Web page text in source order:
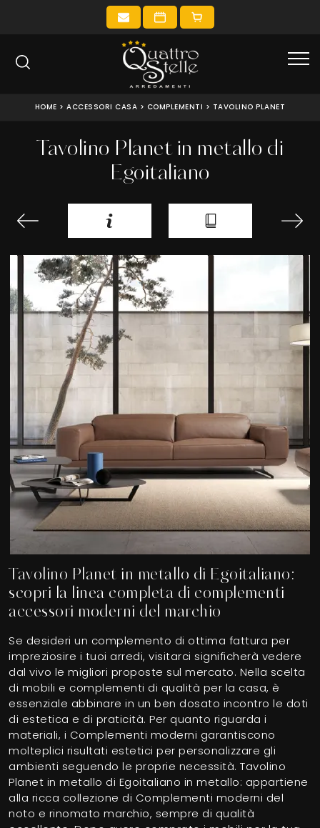
HOME >ACCESSORI CASA > COMPLEMENTI > TAVOLINO PLANET
Tavolino Planet in metallo di
Egoitaliano
Tavolino Planet in metallo di Egoitaliano:
scopri la linea completa di complementi
accessori moderni del marchio
Se desideri un complemento di ottima fattura per
impreziosire i tuoi arredi, visitarci significherà vedere
dal vivo le migliori proposte sul mercato. Nella scelta
di mobili e complementi di qualità per la casa, è
essenziale abbinare in un ben dosato incontro le doti
di estetica e di praticità. Per quanto riguarda i
materiali, i Complementi moderni garantiscono
molteplici risultati estetici per personalizzare gli
ambienti seguendo le proprie necessità. Tavolino
Planet in metallo di Egoitaliano in metallo: appartiene
alla ricca collezione di Complementi moderni del
noto e rinomato marchio, sempre di qualità